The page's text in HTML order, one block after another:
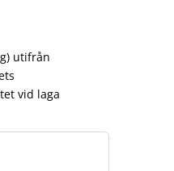
utifrån
vid laga